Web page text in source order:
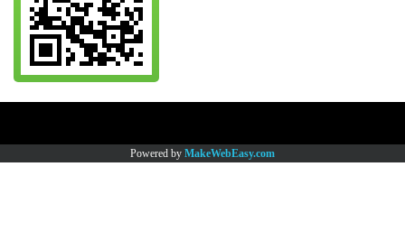
Powered by MakeWebEasy.com